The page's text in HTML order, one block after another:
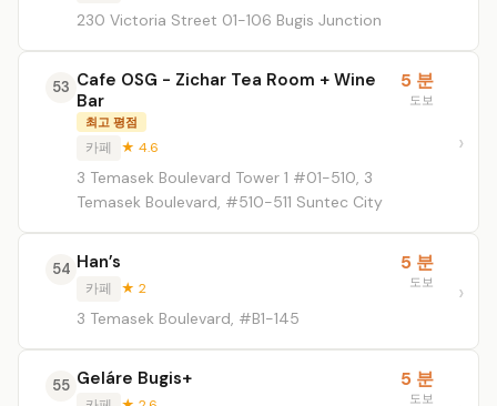
230 Victoria Street 01-106 Bugis Junction
53 Cafe OSG - Zichar Tea Room + Wine
Bar
최고 평점
카페 ★ 4.6
3 Temasek Boulevard Tower 1 #01-510, 3
Temasek Boulevard, #510-511 Suntec City
5 분
도보
54 Han’s
카페 ★ 2
3 Temasek Boulevard, #B1-145
5 분
도보
55 Geláre Bugis+ 5 분
도보